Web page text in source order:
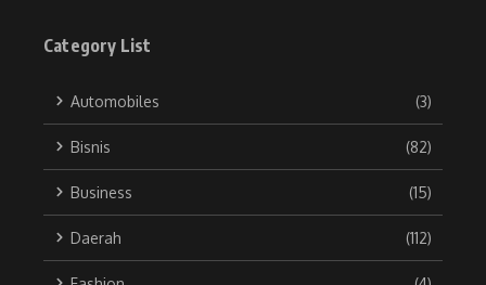
Category List
Automobiles (3)
Bisnis (82)
Business (15)
Daerah (112)